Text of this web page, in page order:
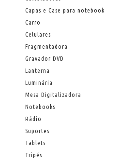
Capas e Case para notebook
Carro
Celulares
Fragmentadora
Gravador DVD
Lanterna
Luminária
Mesa Digitalizadora
Notebooks
Rádio
Suportes
Tablets
Tripés